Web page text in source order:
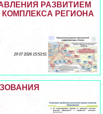
РАЗВИТИЕМ
РЕГИОНА
29 07 2026 15:53:51